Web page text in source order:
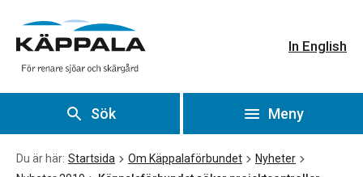
In English
Sök Meny
Du är här: Startsida Om Käppalaförbundet
Nyheter